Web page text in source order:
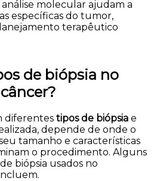
molecular ajudam a
específicas do tumor,
terapêutico
de biópsia no
diferentes tipos de biópsia e
depende de onde o
tamanho e características
o procedimento. Alguns
biópsia usados no